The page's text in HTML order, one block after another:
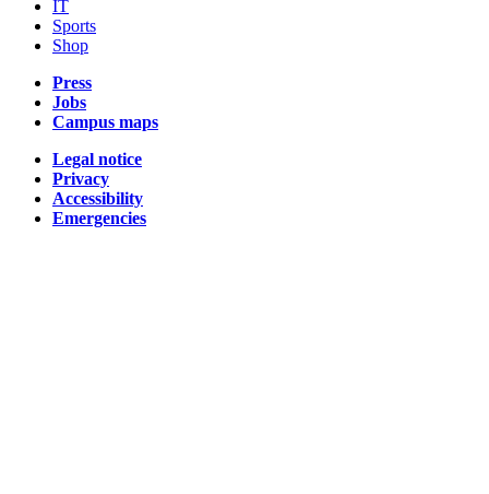
IT
Sports
Shop
Press
Jobs
Campus maps
Legal notice
Privacy
Accessibility
Emergencies